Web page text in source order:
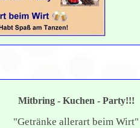
Mitbring - Kuchen - Party!!!
"Getränke allerart beim Wirt"